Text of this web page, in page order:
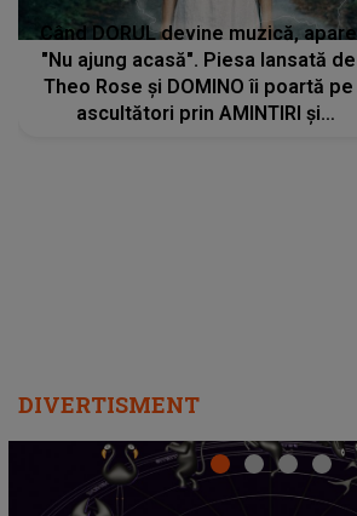
Când DORUL devine muzică, apare
"Nu ajung acasă". Piesa lansată de
Theo Rose și DOMINO îi poartă pe
ascultători prin AMINTIRI și
DIVERTISMENT